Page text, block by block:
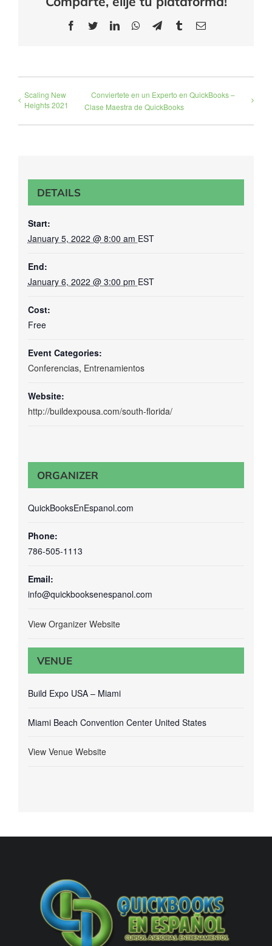
Facebook
TwitterLinkedInWhatsApp
TelegramTumblrEmail
Scaling New
Heights 2021
Conviertete en un Experto en QuickBooks –
Clase Maestra de QuickBooks
DETAILS
Start:
January 5, 2022 @ 8:00 am EST
End:
January 6, 2022 @ 3:00 pm EST
Cost:
Free
Event Categories:
Conferencias, Entrenamientos
Website:
http://buildexpousa.com/south-florida/
VENUE
Build Expo USA – Miami
Miami Beach Convention Center United States
View Venue Website
ORGANIZER
QuickBooksEnEspanol.com
Phone:
786-505-1113
Email:
info@quickbooksenespanol.com
View Organizer Website